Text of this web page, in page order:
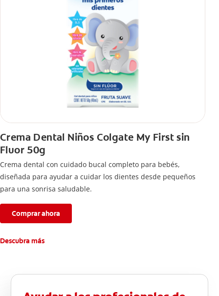
Crema Dental Niños Colgate My First sin
Fluor 50g
Crema dental con cuidado bucal completo para bebés,
diseñada para ayudar a cuidar los dientes desde pequeños
para una sonrisa saludable.
Comprar ahora
Descubra más